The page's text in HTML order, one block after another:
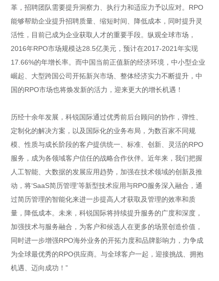
革，招聘团队需要提升洞察力、执行力和适应力予以应对。RPO
能够帮助企业提升招聘质量、缩短时间、降低成本，同时提升灵
活性，目前已成为企业获取人才的重要手段。纵观全球市场，
2016年RPO市场规模达28.5亿美元，预计在2017-2021年实现
17.66%的年增长率。而中国当前正值新的经济环境，中小型企业
崛起、大型跨国公司开拓新兴市场、整体经济实力不断提升，中
国的RPO市场也将焕发新的活力，迎来更大的增长机遇！
历经十余年发展，科锐国际通过优秀前后台顾问的协作，弹性、
定制化的解决方案，以及国际化的业务布局，为数百家不同规
模、性质与成长阶段的客户提供统一、标准、创新、灵活的RPO
服务，成为各领域客户信任的战略合作伙伴。近年来，我们把握
人工智能、大数据的发展应用趋势，加强在技术领域的创新及推
动，将‘SaaS简历管理’等新型技术应用与RPO服务深入融合，通
过简历管理的智能化来进一步提高人才获取及管理的效率和质
量，降低成本。未来，科锐国际将持续提升服务的广度和深度，
加强技术与服务融合，为客户和候选人在更多的场景创造价值，
同时进一步增强RPO海外业务的开拓力度和品牌影响力，力争成
为全球最优秀的RPO供应商。与全球客户一起，迎接挑战、拥抱
机遇、迈向成功！”